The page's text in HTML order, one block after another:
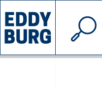
INIZIATIVE
© 2026